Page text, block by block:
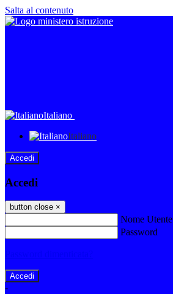
Salta al contenuto
Italiano
Italiano
Accedi
Accedi
button close ×
Nome Utente
Password
-